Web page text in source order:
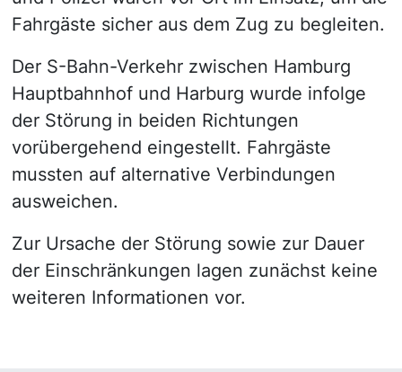
Fahrgäste sicher aus dem Zug zu begleiten.
Der S-Bahn-Verkehr zwischen Hamburg
Hauptbahnhof und Harburg wurde infolge
der Störung in beiden Richtungen
vorübergehend eingestellt. Fahrgäste
mussten auf alternative Verbindungen
ausweichen.
Zur Ursache der Störung sowie zur Dauer
der Einschränkungen lagen zunächst keine
weiteren Informationen vor.